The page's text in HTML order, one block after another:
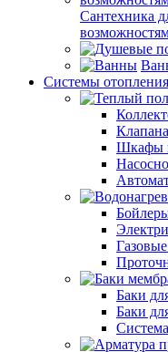
Сантехника
Системы
Шкафы
Баки
Баки